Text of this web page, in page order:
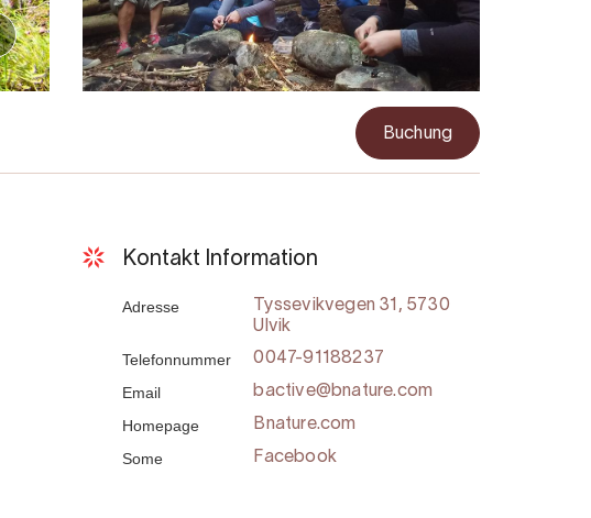
Buchung
Kontakt Information
Adresse
Tyssevikvegen 31, 5730
Ulvik
Telefonnummer 0047-91188237
Email bactive@bnature.com
Homepage Bnature.com
Some Facebook